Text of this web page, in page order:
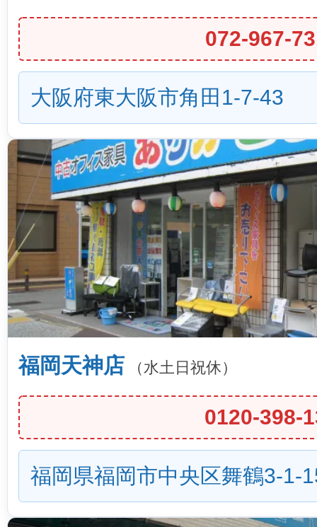
072-967-
大阪府東大阪市角田1-7-43
福岡天神店 （水土日祝休）
0120-398-
福岡県福岡市中央区舞鶴3-1-